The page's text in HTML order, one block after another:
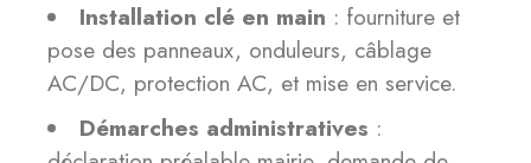
Installation clé en main : fourniture et
pose des panneaux, onduleurs, câblage
AC/DC, protection AC, et mise en service.
Démarches administratives :